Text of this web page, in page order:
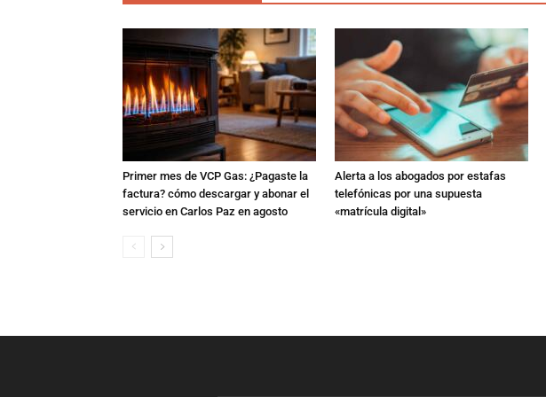
Primer mes de VCP Gas: ¿Pagaste la
factura? cómo descargar y abonar el
servicio en Carlos Paz en agosto
Alerta a los abogados por estafas
telefónicas por una supuesta
«matrícula digital»